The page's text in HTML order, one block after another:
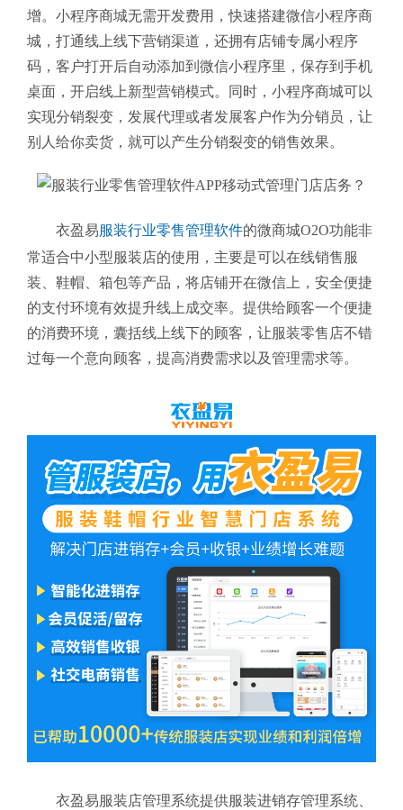
增。小程序商城无需开发费用，快速搭建微信小程序商
城，打通线上线下营销渠道，还拥有店铺专属小程序
码，客户打开后自动添加到微信小程序里，保存到手机
桌面，开启线上新型营销模式。同时，小程序商城可以
实现分销裂变，发展代理或者发展客户作为分销员，让
别人给你卖货，就可以产生分销裂变的销售效果。
衣盈易服装行业零售管理软件的微商城O2O功能非
常适合中小型服装店的使用，主要是可以在线销售服
装、鞋帽、箱包等产品，将店铺开在微信上，安全便捷
的支付环境有效提升线上成交率。提供给顾客一个便捷
的消费环境，囊括线上线下的顾客，让服装零售店不错
过每一个意向顾客，提高消费需求以及管理需求等。
衣盈易服装店管理系统提供服装进销存管理系统、